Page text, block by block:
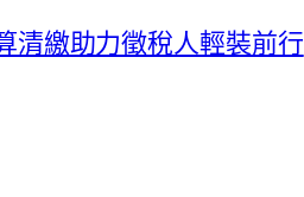
清繳助力徵稅人輕裝前行